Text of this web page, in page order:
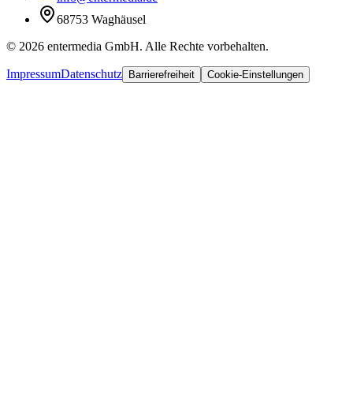
68753 Waghäusel
© 2026 entermedia GmbH. Alle Rechte vorbehalten.
ImpressumDatenschutz Barrierefreiheit Cookie-Einstellungen